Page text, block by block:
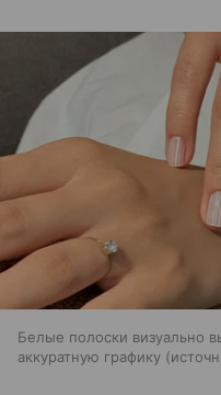
Белые полоски визуально
аккуратную графику